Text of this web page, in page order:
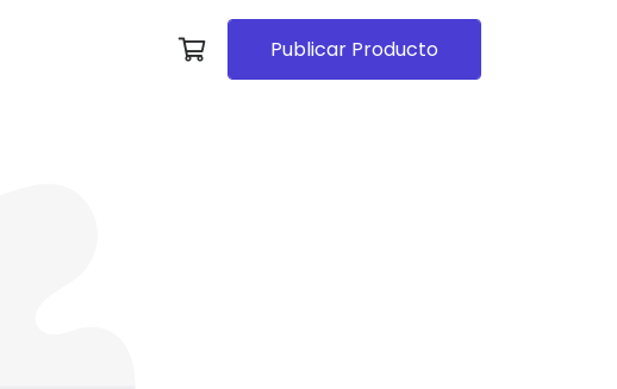
Publicar Producto